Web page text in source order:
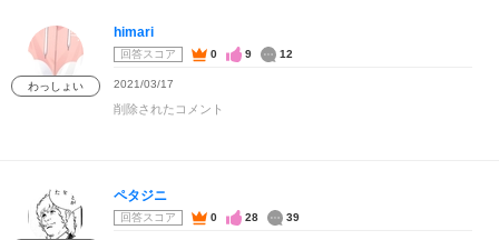
わっしょい
himari
回答スコア 0 9 12
2021/03/17
削除されたコメント
ペタジニ
回答スコア 0 28 39